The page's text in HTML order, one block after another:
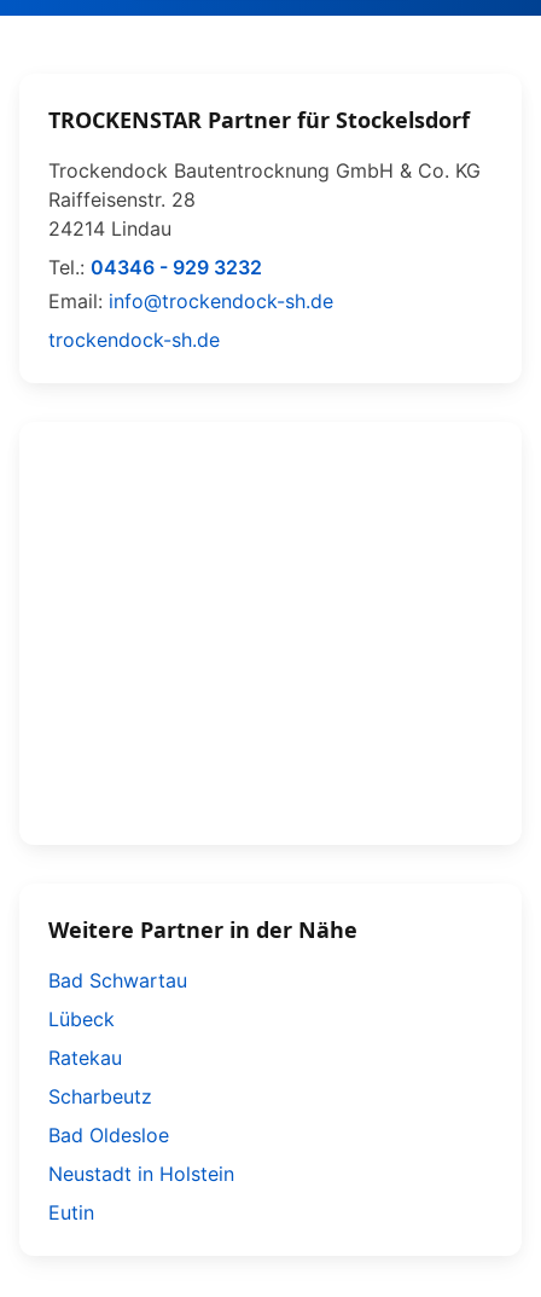
TROCKENSTAR Partner für Stockelsdorf
Trockendock Bautentrocknung GmbH & Co. KG
Raiffeisenstr. 28
24214 Lindau
Tel.: 04346 - 929 3232
Email: info@trockendock-sh.de
trockendock-sh.de
Weitere Partner in der Nähe
Bad Schwartau
Lübeck
Ratekau
Scharbeutz
Bad Oldesloe
Neustadt in Holstein
Eutin